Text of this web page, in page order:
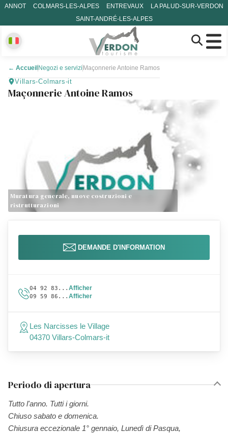
ANNOT COLMARS-LES-ALPES ENTREVAUX
LA PALUD-SUR-VERDON
SAINT-ANDRÉ-LES-ALPES
← Accueil Negozi e servizi Maçonnerie Antoine Ramos
Villars-Colmars-it
Maçonnerie Antoine Ramos
Muratura generale, nuove costruzioni e
ristrutturazioni
Periodo di apertura
Tutto l'anno. Tutti i giorni.
Chiuso sabato e domenica.
Chiusura eccezionale 1° gennaio, Lunedì di Pasqua,
DEMANDE D'INFORMATION
04 92 83... Afficher
09 59 86... Afficher
Les Narcisses le Village
04370 Villars-Colmars-it